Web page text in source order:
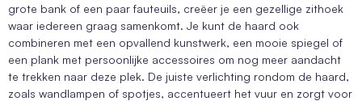
grote bank of een paar fauteuils, creëer je een gezellige zithoek
waar iedereen graag samenkomt. Je kunt de haard ook
combineren met een opvallend kunstwerk, een mooie spiegel of
een plank met persoonlijke accessoires om nog meer aandacht
te trekken naar deze plek. De juiste verlichting rondom de haard,
zoals wandlampen of spotjes, accentueert het vuur en zorgt voor